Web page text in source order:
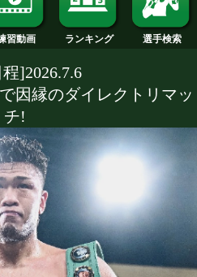
練習動画 ランキング
日程]2026.7.6
ルで因縁のダイレク
チ!